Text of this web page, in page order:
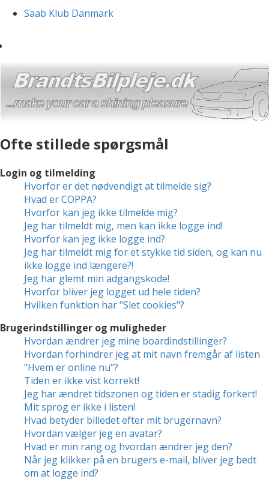
Saab Klub Danmark
Ofte stillede spørgsmål
Login og tilmelding
Hvorfor er det nødvendigt at tilmelde sig?
Hvad er COPPA?
Hvorfor kan jeg ikke tilmelde mig?
Jeg har tilmeldt mig, men kan ikke logge ind!
Hvorfor kan jeg ikke logge ind?
Jeg har tilmeldt mig for et stykke tid siden, og kan nu
ikke logge ind længere?!
Jeg har glemt min adgangskode!
Hvorfor bliver jeg logget ud hele tiden?
Hvilken funktion har "Slet cookies"?
Brugerindstillinger og muligheder
Hvordan ændrer jeg mine boardindstillinger?
Hvordan forhindrer jeg at mit navn fremgår af listen
"Hvem er online nu"?
Tiden er ikke vist korrekt!
Jeg har ændret tidszonen og tiden er stadig forkert!
Mit sprog er ikke i listen!
Hvad betyder billedet efter mit brugernavn?
Hvordan vælger jeg en avatar?
Hvad er min rang og hvordan ændrer jeg den?
Når jeg klikker på en brugers e-mail, bliver jeg bedt
om at logge ind?